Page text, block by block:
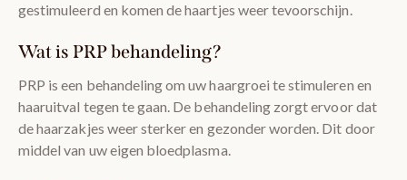
gestimuleerd en komen de haartjes weer tevoorschijn.
Wat is PRP behandeling?
PRP is een behandeling om uw haargroei te stimuleren en
haaruitval tegen te gaan. De behandeling zorgt ervoor dat
de haarzakjes weer sterker en gezonder worden. Dit door
middel van uw eigen bloedplasma.